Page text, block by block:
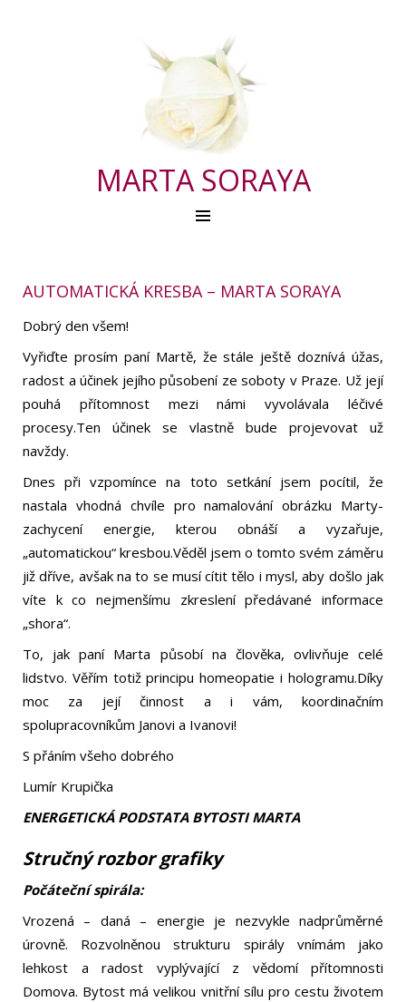
MARTA SORAYA
AUTOMATICKÁ KRESBA – MARTA SORAYA
Dobrý den všem!
Vyřiďte prosím paní Martě, že stále ještě doznívá úžas,
radost a účinek jejího působení ze soboty v Praze. Už její
pouhá přítomnost mezi námi vyvolávala léčivé
procesy.Ten účinek se vlastně bude projevovat už
navždy.
Dnes při vzpomínce na toto setkání jsem pocítil, že
nastala vhodná chvíle pro namalování obrázku Marty-
zachycení energie, kterou obnáší a vyzařuje,
„automatickou“ kresbou.Věděl jsem o tomto svém záměru
již dříve, avšak na to se musí cítit tělo i mysl, aby došlo jak
víte k co nejmenšímu zkreslení předávané informace
„shora“.
To, jak paní Marta působí na člověka, ovlivňuje celé
lidstvo. Věřím totiž principu homeopatie i hologramu.Díky
moc za její činnost a i vám, koordinačním
spolupracovníkům Janovi a Ivanovi!
S přáním všeho dobrého
Lumír Krupička
ENERGETICKÁ PODSTATA BYTOSTI MARTA
Stručný rozbor grafiky
Počáteční spirála:
Vrozená – daná – energie je nezvykle nadprůměrné
úrovně. Rozvolněnou strukturu spirály vnímám jako
lehkost a radost vyplývající z vědomí přítomnosti
Domova. Bytost má velikou vnitřní sílu pro cestu životem